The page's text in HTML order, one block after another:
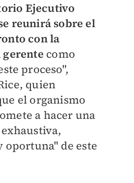
Ejecutivo
reunirá sobre el
con la
como
proceso",
quien
el organismo
a hacer una
oportuna" de este